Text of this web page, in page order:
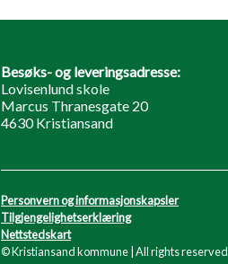
Besøks- og leveringsadresse:
Lovisenlund skole
Marcus Thranesgate 20
4630 Kristiansand
Personvern og informasjonskapsler
Tilgjengelighetserklæring
Nettstedskart
© Kristiansand kommune | All rights reserved